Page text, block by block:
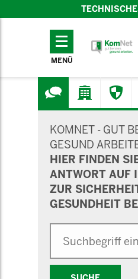
TECHNISCHES
MENÜ
KOMNET - GUT
GESUND
HIER FINDEN
ANTWORT AUF
ZUR
GESUNDHEIT